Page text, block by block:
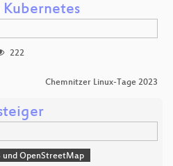
222
Chemnitzer Linux-Tage 2023
und OpenStreetMap